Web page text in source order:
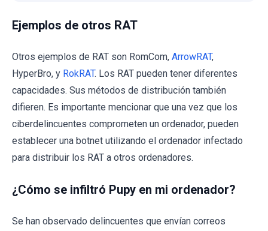
Ejemplos de otros RAT
Otros ejemplos de RAT son RomCom, ArrowRAT,
HyperBro, y RokRAT. Los RAT pueden tener diferentes
capacidades. Sus métodos de distribución también
difieren. Es importante mencionar que una vez que los
ciberdelincuentes comprometen un ordenador, pueden
establecer una botnet utilizando el ordenador infectado
para distribuir los RAT a otros ordenadores.
¿Cómo se infiltró Pupy en mi ordenador?
Se han observado delincuentes que envían correos